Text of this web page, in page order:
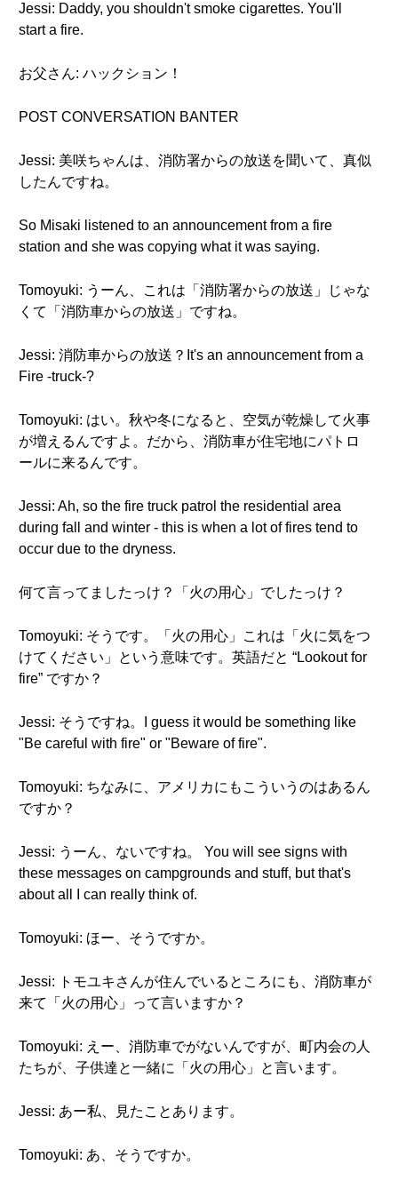
Jessi: Daddy, you shouldn't smoke cigarettes. You'll
start a fire.
お父さん: ハックション！
POST CONVERSATION BANTER
Jessi: 美咲ちゃんは、消防署からの放送を聞いて、真似
したんですね。
So Misaki listened to an announcement from a fire
station and she was copying what it was saying.
Tomoyuki: うーん、これは「消防署からの放送」じゃな
くて「消防車からの放送」ですね。
Jessi: 消防車からの放送？It's an announcement from a
Fire -truck-?
Tomoyuki: はい。秋や冬になると、空気が乾燥して火事
が増えるんですよ。だから、消防車が住宅地にパトロ
ールに来るんです。
Jessi: Ah, so the fire truck patrol the residential area
during fall and winter - this is when a lot of fires tend to
occur due to the dryness.
何て言ってましたっけ？「火の用心」でしたっけ？
Tomoyuki: そうです。「火の用心」これは「火に気をつ
けてください」という意味です。英語だと “Lookout for
fire” ですか？
Jessi: そうですね。I guess it would be something like
"Be careful with fire" or "Beware of fire".
Tomoyuki: ちなみに、アメリカにもこういうのはあるん
ですか？
Jessi: うーん、ないですね。 You will see signs with
these messages on campgrounds and stuff, but that's
about all I can really think of.
Tomoyuki: ほー、そうですか。
Jessi: トモユキさんが住んでいるところにも、消防車が
来て「火の用心」って言いますか？
Tomoyuki: えー、消防車でがないんですが、町内会の人
たちが、子供達と一緒に「火の用心」と言います。
Jessi: あー私、見たことあります。
Tomoyuki: あ、そうですか。